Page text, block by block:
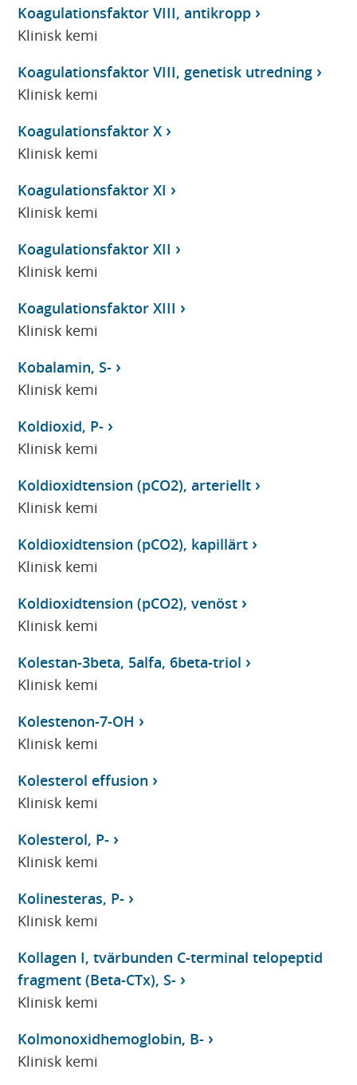
Koagulationsfaktor VIII, antikropp
Klinisk kemi
Koagulationsfaktor VIII, genetisk utredning
Klinisk kemi
Koagulationsfaktor X
Klinisk kemi
Koagulationsfaktor XI
Klinisk kemi
Koagulationsfaktor XII
Klinisk kemi
Koagulationsfaktor XIII
Klinisk kemi
Kobalamin, S-
Klinisk kemi
Koldioxid, P-
Klinisk kemi
Koldioxidtension (pCO2), arteriellt
Klinisk kemi
Koldioxidtension (pCO2), kapillärt
Klinisk kemi
Koldioxidtension (pCO2), venöst
Klinisk kemi
Kolestan-3beta, 5alfa, 6beta-triol
Klinisk kemi
Kolestenon-7-OH
Klinisk kemi
Kolesterol effusion
Klinisk kemi
Kolesterol, P-
Klinisk kemi
Kolinesteras, P-
Klinisk kemi
Kollagen I, tvärbunden C-terminal telopeptid
fragment (Beta-CTx), S-
Klinisk kemi
Kolmonoxidhemoglobin, B-
Klinisk kemi